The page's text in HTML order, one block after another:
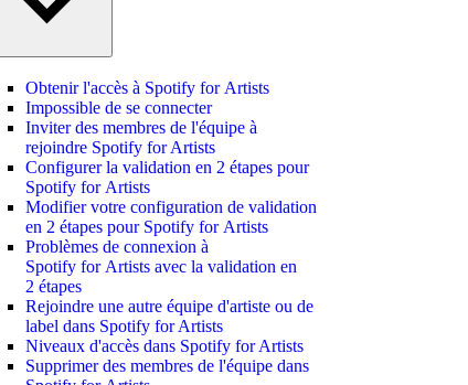
Obtenir l'accès à Spotify for Artists
Impossible de se connecter
Inviter des membres de l'équipe à
rejoindre Spotify for Artists
Configurer la validation en 2 étapes pour
Spotify for Artists
Modifier votre configuration de validation
en 2 étapes pour Spotify for Artists
Problèmes de connexion à
Spotify for Artists avec la validation en
2 étapes
Rejoindre une autre équipe d'artiste ou de
label dans Spotify for Artists
Niveaux d'accès dans Spotify for Artists
Supprimer des membres de l'équipe dans